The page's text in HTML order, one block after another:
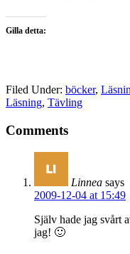
Gilla detta:
Filed Under: böcker,
Läsning, Tävling
Comments
Linnea says
2009-12-04 at 15:49
Själv hade jag svårt
jag! 🙂